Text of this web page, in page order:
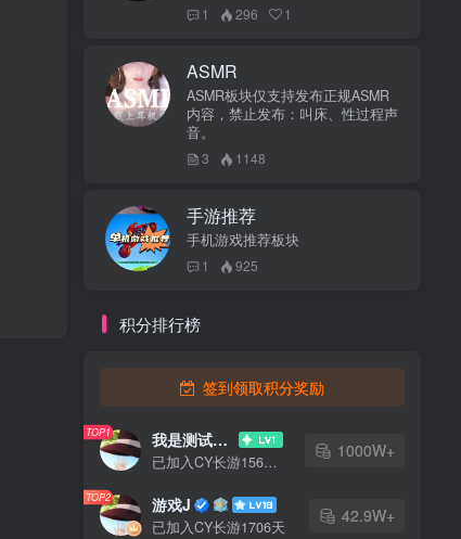
1 296 1
ASMR
ASMR板块仅支持发布正规ASMR
内容，禁止发布：叫床、性过程声
音。
3 1148
手游推荐
手机游戏推荐板块
1 925
积分排行榜
签到领取积分奖励
TOP1 我是测试大哥
已加入CY长游1567天
1000W+
TOP2 游戏J
已加入CY长游1706天
42.9W+